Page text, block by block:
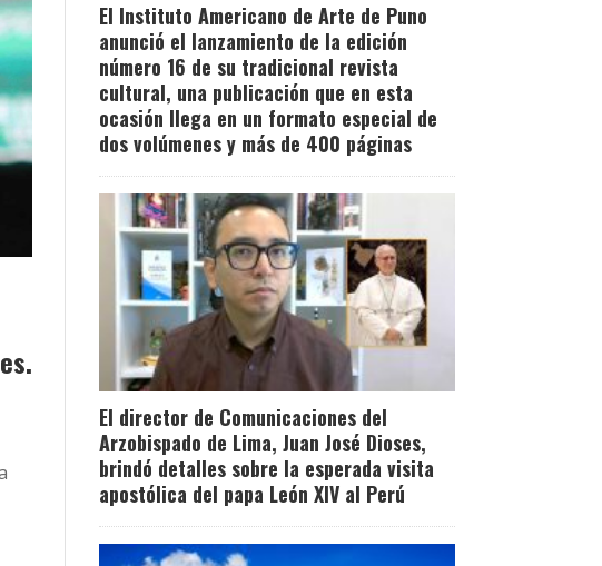
El Instituto Americano de Arte de Puno
anunció el lanzamiento de la edición
número 16 de su tradicional revista
cultural, una publicación que en esta
ocasión llega en un formato especial de
dos volúmenes y más de 400 páginas
El director de Comunicaciones del
Arzobispado de Lima, Juan José Dioses,
brindó detalles sobre la esperada visita
apostólica del papa León XIV al Perú